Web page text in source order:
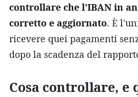
controllare che l'IBAN in
corretto e aggiornato. È
ricevere quei pagamenti
dopo la scadenza del
Cosa controllare, e